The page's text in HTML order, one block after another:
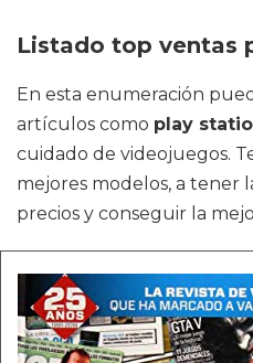
Listado top ventas
En esta enumeración
artículos como play
cuidado de videojuegos.
mejores modelos, a tener
precios y conseguir la